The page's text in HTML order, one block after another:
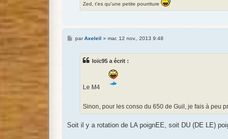
Zed, t'es qu'une petite pourriture
MparAxeleil » mar. 12 nov., 2013 9:48
loïc95 a écrit :
Le M4
Sinon, pour les conso du 650 de Guil, je fais à peu
Soit il y a rotation de LA poignEE, soit DU (DE LE)